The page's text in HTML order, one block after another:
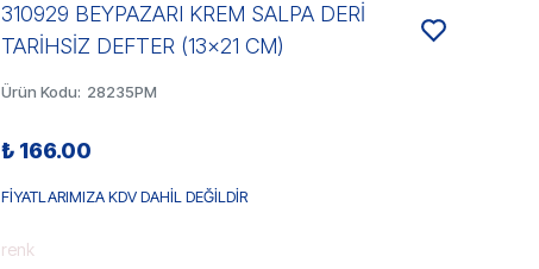
310929 BEYPAZARI KREM SALPA DERİ
TARİHSİZ DEFTER (13x21 CM)
Ürün Kodu: 28235PM
₺ 166.00
FİYATLARIMIZA KDV DAHİL DEĞİLDİR
renk